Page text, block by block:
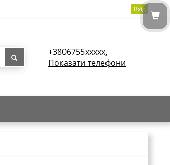
Вхід
+3806755xxxxx,
Показати телефони